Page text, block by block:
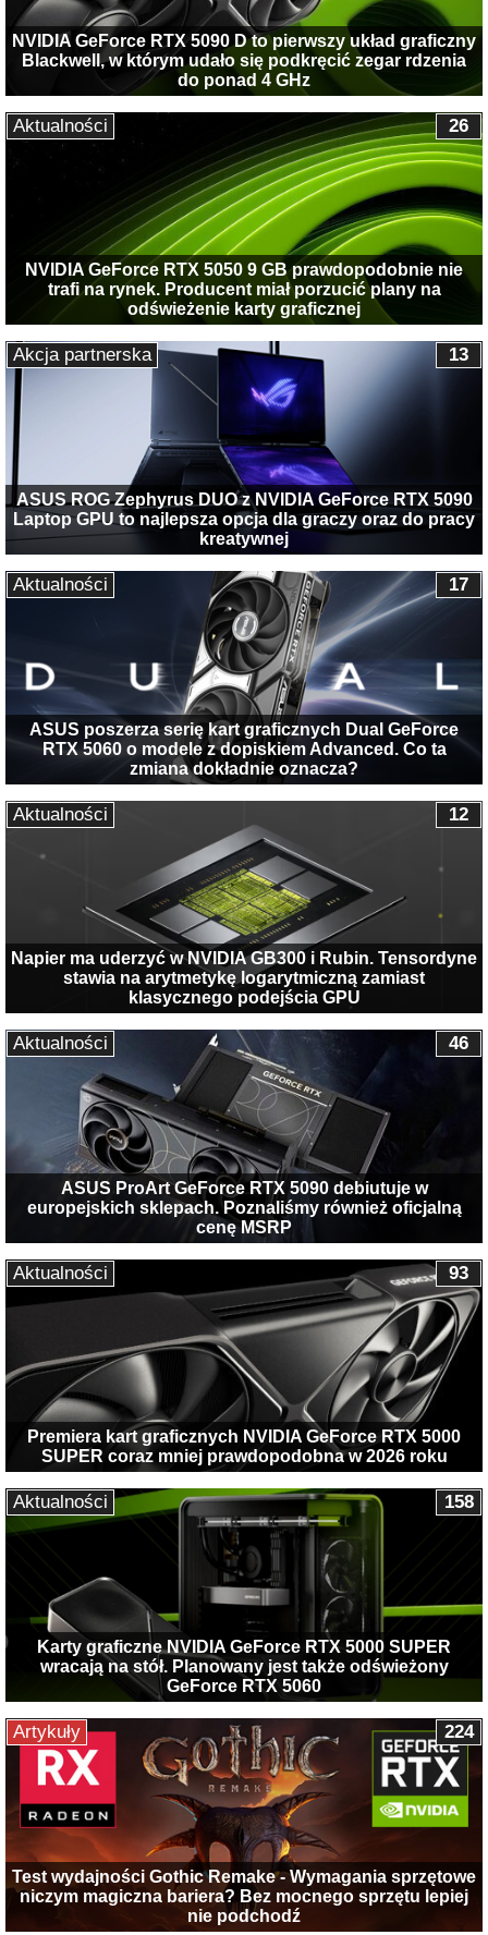
NVIDIA GeForce RTX 5090 D to pierwszy układ graficzny
Blackwell, w którym udało się podkręcić zegar rdzenia
do ponad 4 GHz
NVIDIA GeForce RTX 5050 9 GB prawdopodobnie nie
trafi na rynek. Producent miał porzucić plany na
odświeżenie karty graficznej
26
Aktualności
ASUS ROG Zephyrus DUO z NVIDIA GeForce RTX 5090
Laptop GPU to najlepsza opcja dla graczy oraz do pracy
kreatywnej
13
Akcja partnerska
ASUS poszerza serię kart graficznych Dual GeForce
RTX 5060 o modele z dopiskiem Advanced. Co ta
zmiana dokładnie oznacza?
17
Aktualności
Napier ma uderzyć w NVIDIA GB300 i Rubin. Tensordyne
stawia na arytmetykę logarytmiczną zamiast
klasycznego podejścia GPU
12
Aktualności
ASUS ProArt GeForce RTX 5090 debiutuje w
europejskich sklepach. Poznaliśmy również oficjalną
cenę MSRP
46
Aktualności
Premiera kart graficznych NVIDIA GeForce RTX 5000
SUPER coraz mniej prawdopodobna w 2026 roku
93
Aktualności
Karty graficzne NVIDIA GeForce RTX 5000 SUPER
wracają na stół. Planowany jest także odświeżony
GeForce RTX 5060
158
Aktualności
Test wydajności Gothic Remake - Wymagania sprzętowe
niczym magiczna bariera? Bez mocnego sprzętu lepiej
nie podchodź
224
Artykuły